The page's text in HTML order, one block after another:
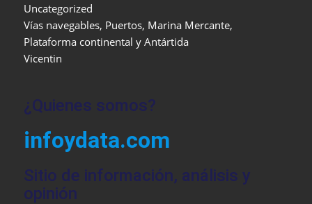
Uncategorized
Vías navegables, Puertos, Marina Mercante,
Plataforma continental y Antártida
Vicentin
¿Quienes somos?
infoydata.com
Sitio de información, análisis y
opinión